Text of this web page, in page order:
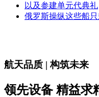
以及参建单元代典礼
俄罗斯操纵这些船
航天品质 | 构筑未来
领先设备 精益求